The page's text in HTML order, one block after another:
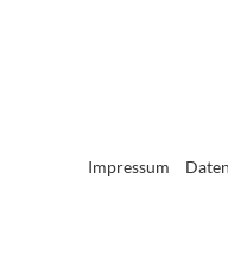
Impressum